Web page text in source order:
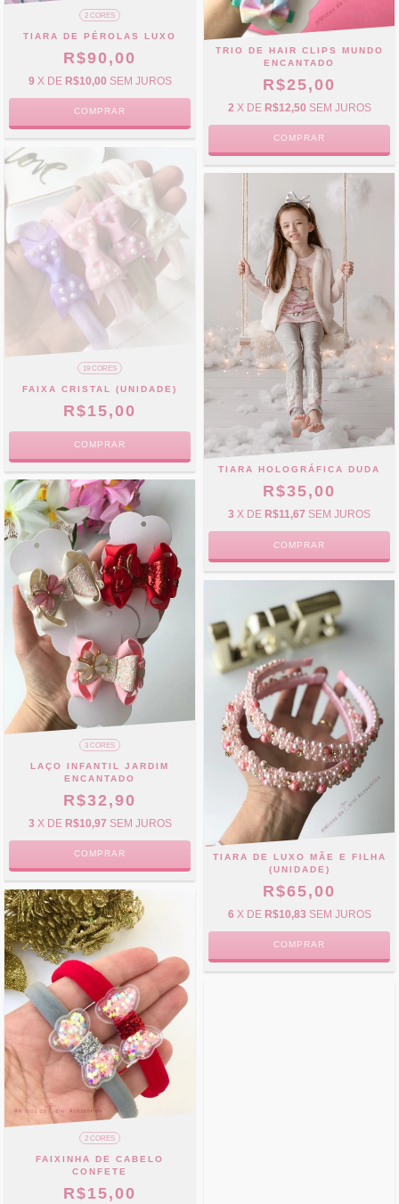
2 CORES
TIARA DE PÉROLAS LUXO
R$90,00
9 X DE R$10,00 SEM JUROS
COMPRAR
TRIO DE HAIR CLIPS MUNDO
ENCANTADO
R$25,00
2 X DE R$12,50 SEM JUROS
COMPRAR
19 CORES
FAIXA CRISTAL (UNIDADE)
R$15,00
COMPRAR
TIARA HOLOGRÁFICA DUDA
R$35,00
3 X DE R$11,67 SEM JUROS
3 CORES
LAÇO INFANTIL JARDIM
ENCANTADO
R$32,90
3 X DE R$10,97 SEM JUROS
COMPRAR
TIARA DE LUXO MÃE E FILHA
(UNIDADE)
R$65,00
6 X DE R$10,83 SEM JUROS
COMPRAR
2 CORES
FAIXINHA DE CABELO
CONFETE
R$15,00